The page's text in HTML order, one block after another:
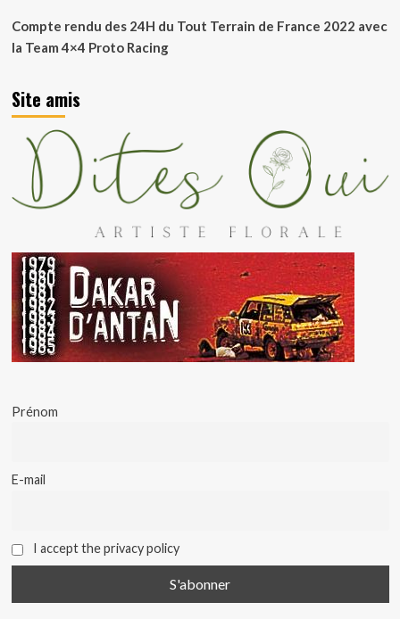
Compte rendu des 24H du Tout Terrain de France 2022 avec
la Team 4×4 Proto Racing
Site amis
Prénom
E-mail
I accept the privacy policy